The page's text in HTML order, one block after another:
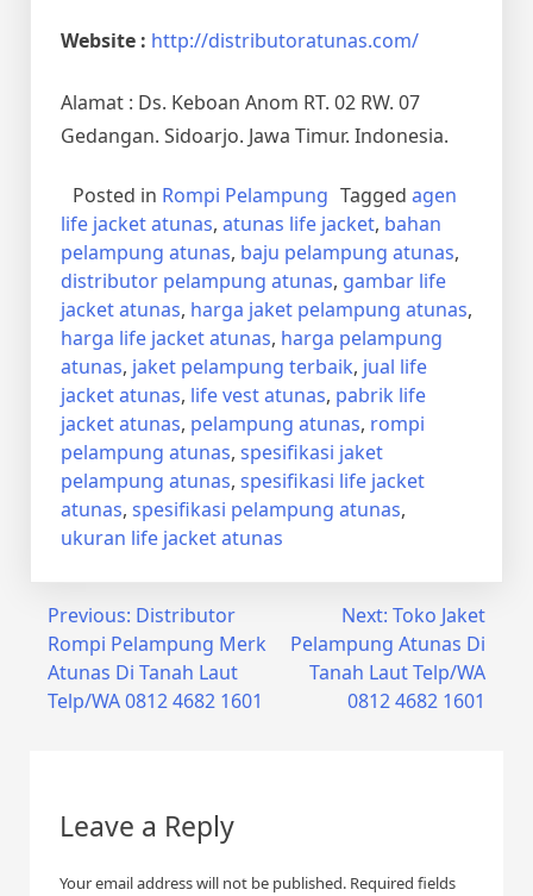
Website : http://distributoratunas.com/
Alamat : Ds. Keboan Anom RT. 02 RW. 07
Gedangan. Sidoarjo. Jawa Timur. Indonesia.
Posted in Rompi Pelampung Tagged agen
life jacket atunas, atunas life jacket, bahan
pelampung atunas, baju pelampung atunas,
distributor pelampung atunas, gambar life
jacket atunas, harga jaket pelampung atunas,
harga life jacket atunas, harga pelampung
atunas, jaket pelampung terbaik, jual life
jacket atunas, life vest atunas, pabrik life
jacket atunas, pelampung atunas, rompi
pelampung atunas, spesifikasi jaket
pelampung atunas, spesifikasi life jacket
atunas, spesifikasi pelampung atunas,
ukuran life jacket atunas
Post
navigation
Previous: Distributor
Rompi Pelampung Merk
Atunas Di Tanah Laut
Telp/WA 0812 4682 1601
Next: Toko Jaket
Pelampung Atunas Di
Tanah Laut Telp/WA
0812 4682 1601
Leave a Reply
Your email address will not be published. Required fields